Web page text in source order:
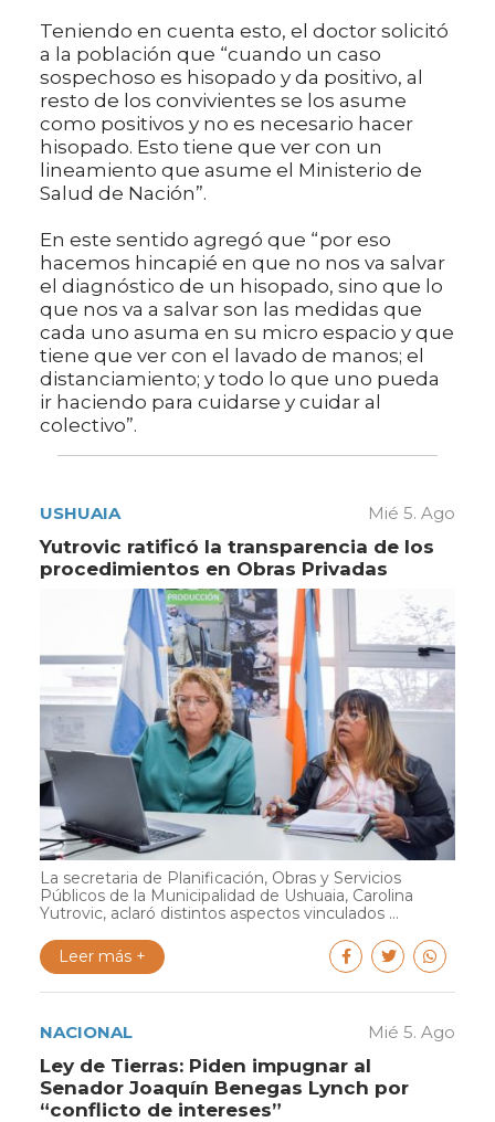
Teniendo en cuenta esto, el doctor solicitó
a la población que “cuando un caso
sospechoso es hisopado y da positivo, al
resto de los convivientes se los asume
como positivos y no es necesario hacer
hisopado. Esto tiene que ver con un
lineamiento que asume el Ministerio de
Salud de Nación”.
En este sentido agregó que “por eso
hacemos hincapié en que no nos va salvar
el diagnóstico de un hisopado, sino que lo
que nos va a salvar son las medidas que
cada uno asuma en su micro espacio y que
tiene que ver con el lavado de manos; el
distanciamiento; y todo lo que uno pueda
ir haciendo para cuidarse y cuidar al
colectivo”.
USHUAIA Mié 5. Ago
Yutrovic ratificó la transparencia de los
procedimientos en Obras Privadas
La secretaria de Planificación, Obras y Servicios
Públicos de la Municipalidad de Ushuaia, Carolina
Yutrovic, aclaró distintos aspectos vinculados ...
Leer más +
NACIONAL Mié 5. Ago
Ley de Tierras: Piden impugnar al
Senador Joaquín Benegas Lynch por
“conflicto de intereses”